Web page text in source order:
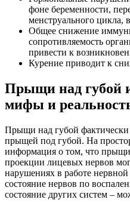
фоне беременности,
менструального цикла,
Общее снижение
сопротивляемость
привести к
Курение приводит к
Прыщи над губой
мифы и
Прыщи над губой
прыщей под губой. На
информация о том, что
проекции лицевых нервов
нарушениях в работе нервной
состояние нервов по
состояние других систем –